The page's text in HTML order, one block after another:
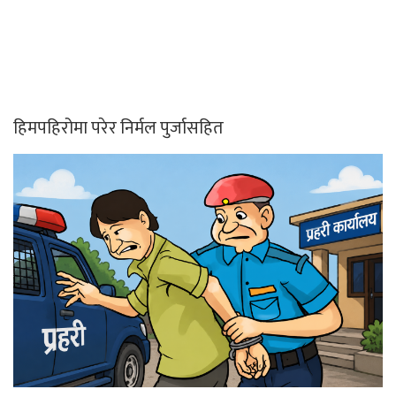
हिमपहिरोमा परेर निर्मल पुर्जासहित